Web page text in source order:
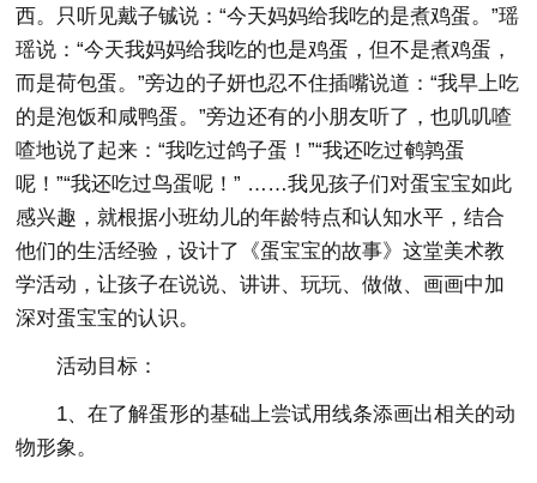
西。只听见戴子铖说：“今天妈妈给我吃的是煮鸡蛋。”瑶
瑶说：“今天我妈妈给我吃的也是鸡蛋，但不是煮鸡蛋，
而是荷包蛋。”旁边的子妍也忍不住插嘴说道：“我早上吃
的是泡饭和咸鸭蛋。”旁边还有的小朋友听了，也叽叽喳
喳地说了起来：“我吃过鸽子蛋！”“我还吃过鹌鹑蛋
呢！”“我还吃过鸟蛋呢！” ……我见孩子们对蛋宝宝如此
感兴趣，就根据小班幼儿的年龄特点和认知水平，结合
他们的生活经验，设计了《蛋宝宝的故事》这堂美术教
学活动，让孩子在说说、讲讲、玩玩、做做、画画中加
深对蛋宝宝的认识。
活动目标：
1、在了解蛋形的基础上尝试用线条添画出相关的动
物形象。